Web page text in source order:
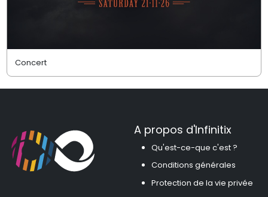
Concert
A propos d'Infinitix
Qu'est-ce-que c'est ?
Conditions générales
Protection de la vie privée